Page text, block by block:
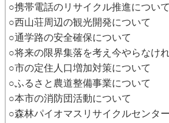
○携帯電話のリサイクル推進について
○西山荘周辺の観光開発について
○通学路の安全確保について
○将来の限界集落を考え今やらなけ
○市の定住人口増加対策について
○ふるさと農道整備事業について
○本市の消防団活動について
○森林パイオマスリサイクルセンタ